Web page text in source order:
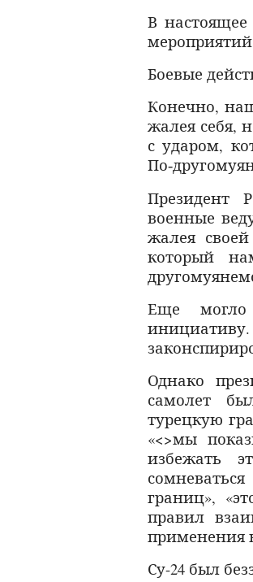
В
Боевые
Конечно,
жалея себя,
с ударом,
По‑другомуя
Президент
военные
жалея
который
другомуяне
Еще могло
Однако
самолет
турецкую
«<>мы
избежать
границ»,
правил
применения
Су-24 был